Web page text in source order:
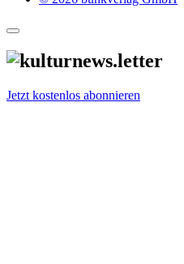
Jetzt kostenlos abonnieren